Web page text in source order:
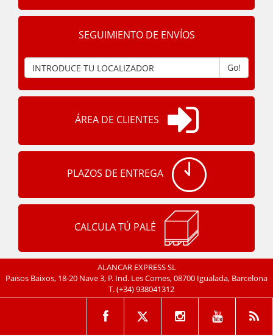
SEGUIMIENTO DE ENVÍOS
Go!
ÁREA DE CLIENTES
PLAZOS DE ENTREGA
CALCULA TÚ PALÉ
ALANCAR EXPRESS SL
Països Baixos, 18-20 Nave 3, P. Ind. Les Comes, 08700 Igualada, Barcelona
T.(+34) 938041312